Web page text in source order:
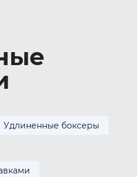
Удлиненные боксеры